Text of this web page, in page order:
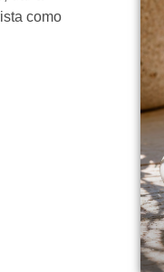
como